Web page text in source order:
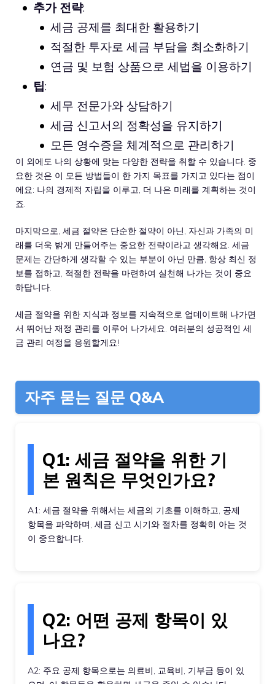
추가 전략:
세금 공제를 최대한 활용하기
적절한 투자로 세금 부담을 최소화하기
연금 및 보험 상품으로 세법을 이용하기
팁:
세무 전문가와 상담하기
세금 신고서의 정확성을 유지하기
모든 영수증을 체계적으로 관리하기
이 외에도 나의 상황에 맞는 다양한 전략을 취할 수 있습니다. 중
요한 것은 이 모든 방법들이 한 가지 목표를 가지고 있다는 점이
에요: 나의 경제적 자립을 이루고, 더 나은 미래를 계획하는 것이
죠.
마지막으로, 세금 절약은 단순한 절약이 아닌, 자신과 가족의 미
래를 더욱 밝게 만들어주는 중요한 전략이라고 생각해요. 세금
문제는 간단하게 생각할 수 있는 부분이 아닌 만큼, 항상 최신 정
보를 접하고, 적절한 전략을 마련하여 실천해 나가는 것이 중요
하답니다.
세금 절약을 위한 지식과 정보를 지속적으로 업데이트해 나가면
서 뛰어난 재정 관리를 이루어 나가세요. 여러분의 성공적인 세
금 관리 여정을 응원할게요!
자주 묻는 질문 Q&A
Q1: 세금 절약을 위한 기
본 원칙은 무엇인가요?
A1: 세금 절약을 위해서는 세금의 기초를 이해하고, 공제
항목을 파악하며, 세금 신고 시기와 절차를 정확히 아는 것
이 중요합니다.
Q2: 어떤 공제 항목이 있
나요?
A2: 주요 공제 항목으로는 의료비, 교육비, 기부금 등이 있